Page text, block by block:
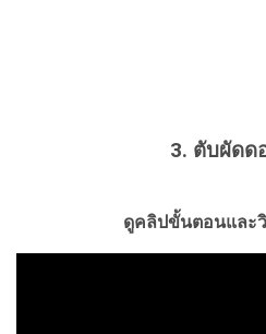
3. ตับผัดด
ดูคลิปขั้นตอนและ